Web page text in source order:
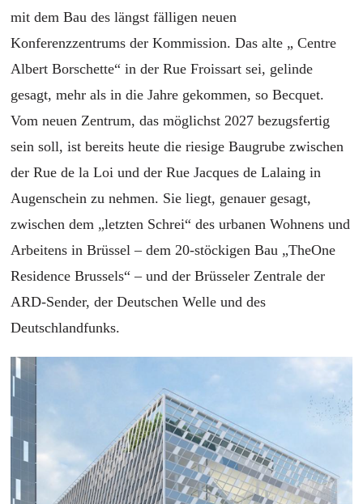
mit dem Bau des längst fälligen neuen
Konferenzzentrums der Kommission. Das alte „ Centre
Albert Borschette“ in der Rue Froissart sei, gelinde
gesagt, mehr als in die Jahre gekommen, so Becquet.
Vom neuen Zentrum, das möglichst 2027 bezugsfertig
sein soll, ist bereits heute die riesige Baugrube zwischen
der Rue de la Loi und der Rue Jacques de Lalaing in
Augenschein zu nehmen. Sie liegt, genauer gesagt,
zwischen dem „letzten Schrei“ des urbanen Wohnens und
Arbeitens in Brüssel – dem 20-stöckigen Bau „TheOne
Residence Brussels“ – und der Brüsseler Zentrale der
ARD-Sender, der Deutschen Welle und des
Deutschlandfunks.